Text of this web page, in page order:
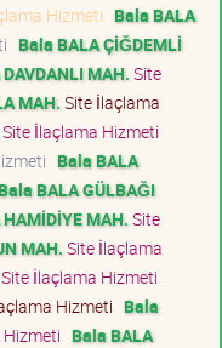
Hizmeti Bala BALA
Bala BALA ÇİĞDEMLİ
MAH. Site
MAH. Site İlaçlama
Site İlaçlama Hizmeti
Bala BALA
BALA GÜLBAĞI
MAH. Site
MAH. Site İlaçlama
Site İlaçlama Hizmeti
Hizmeti Bala
Bala BALA